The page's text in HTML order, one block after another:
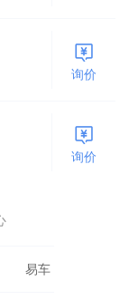
询价
询价
易车